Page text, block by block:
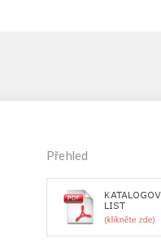
Přehled